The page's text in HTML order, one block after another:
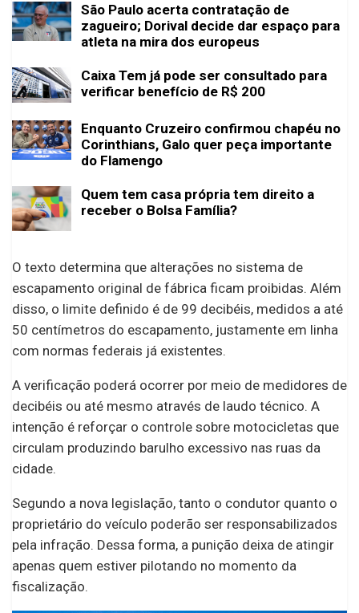
São Paulo acerta contratação de
zagueiro; Dorival decide dar espaço para
atleta na mira dos europeus
Caixa Tem já pode ser consultado para
verificar benefício de R$ 200
Enquanto Cruzeiro confirmou chapéu no
Corinthians, Galo quer peça importante
do Flamengo
Quem tem casa própria tem direito a
receber o Bolsa Família?
O texto determina que alterações no sistema de
escapamento original de fábrica ficam proibidas. Além
disso, o limite definido é de 99 decibéis, medidos a até
50 centímetros do escapamento, justamente em linha
com normas federais já existentes.
A verificação poderá ocorrer por meio de medidores de
decibéis ou até mesmo através de laudo técnico. A
intenção é reforçar o controle sobre motocicletas que
circulam produzindo barulho excessivo nas ruas da
cidade.
Segundo a nova legislação, tanto o condutor quanto o
proprietário do veículo poderão ser responsabilizados
pela infração. Dessa forma, a punição deixa de atingir
apenas quem estiver pilotando no momento da
fiscalização.